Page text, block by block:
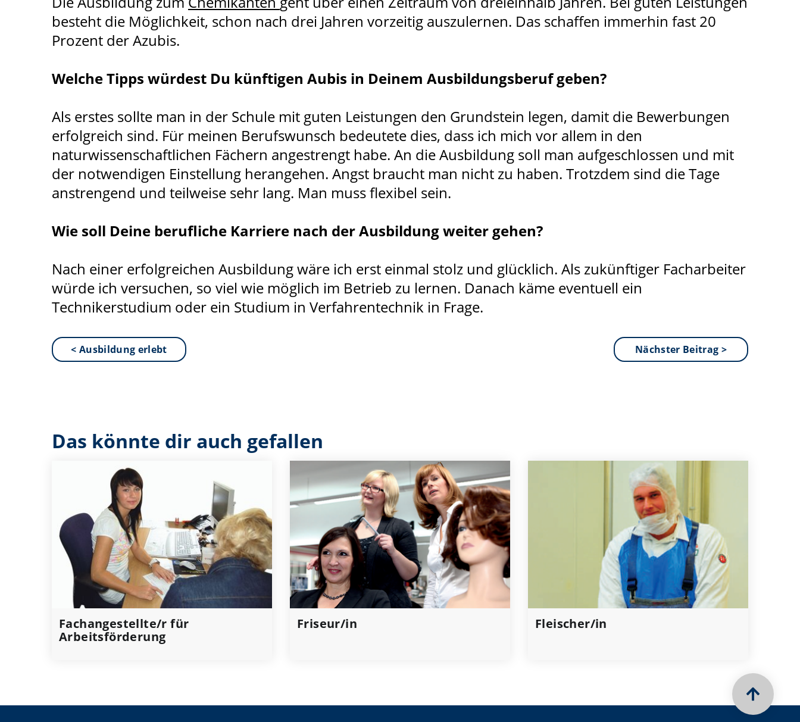
besteht die Möglichkeit, schon nach drei Jahren vorzeitig auszulernen. Das schaffen immerhin fast 20
Prozent der Azubis.
Welche Tipps würdest Du künftigen Aubis in Deinem Ausbildungsberuf geben?
Als erstes sollte man in der Schule mit guten Leistungen den Grundstein legen, damit die Bewerbungen
erfolgreich sind. Für meinen Berufswunsch bedeutete dies, dass ich mich vor allem in den
naturwissenschaftlichen Fächern angestrengt habe. An die Ausbildung soll man aufgeschlossen und mit
der notwendigen Einstellung herangehen. Angst braucht man nicht zu haben. Trotzdem sind die Tage
anstrengend und teilweise sehr lang. Man muss flexibel sein.
Wie soll Deine berufliche Karriere nach der Ausbildung weiter gehen?
Nach einer erfolgreichen Ausbildung wäre ich erst einmal stolz und glücklich. Als zukünftiger Facharbeiter
würde ich versuchen, so viel wie möglich im Betrieb zu lernen. Danach käme eventuell ein
Technikerstudium oder ein Studium in Verfahrentechnik in Frage.
< Ausbildung erlebt Nächster Beitrag >
Das könnte dir auch gefallen
Fachangestellte/r für
Arbeitsförderung
Friseur/in Fleischer/in